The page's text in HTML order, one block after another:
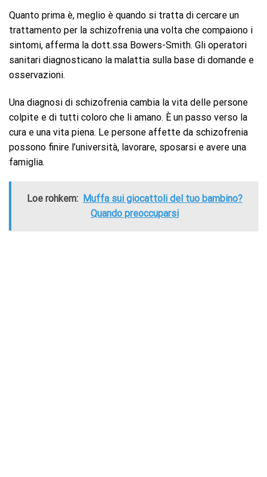
Quanto prima è, meglio è quando si tratta di cercare un
trattamento per la schizofrenia una volta che compaiono i
sintomi, afferma la dott.ssa Bowers-Smith. Gli operatori
sanitari diagnosticano la malattia sulla base di domande e
osservazioni.
Una diagnosi di schizofrenia cambia la vita delle persone
colpite e di tutti coloro che li amano. È un passo verso la
cura e una vita piena. Le persone affette da schizofrenia
possono finire l’università, lavorare, sposarsi e avere una
famiglia.
Loe rohkem: Muffa sui giocattoli del tuo bambino?
Quando preoccuparsi